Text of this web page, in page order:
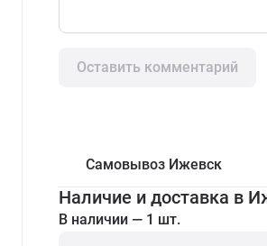
Оставить комментарий
Самовывоз Ижевск
Наличие и доставка в
В наличии — 1 шт.